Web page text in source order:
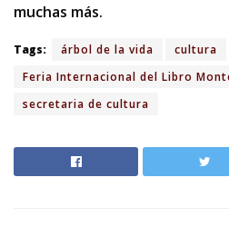
muchas más.
Tags: árbol de la vida cultura
Feria Internacional del Libro
secretaria de cultura